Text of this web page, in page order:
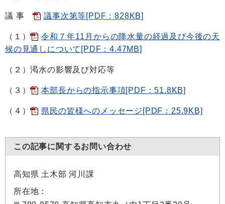
議 事 議事次第等[PDF：828KB]
（１）
令和７年11月からの降水量の経過及び今後の天
候の見通しについて[PDF：4.47MB]
（２）渇水の影響及び対応等
（３） 本部長からの指示事項[PDF：51.8KB]
（４） 県民の皆様へのメッセージ[PDF：25.9KB]
この記事に関するお問い合わせ
高知県 土木部 河川課
所在地：